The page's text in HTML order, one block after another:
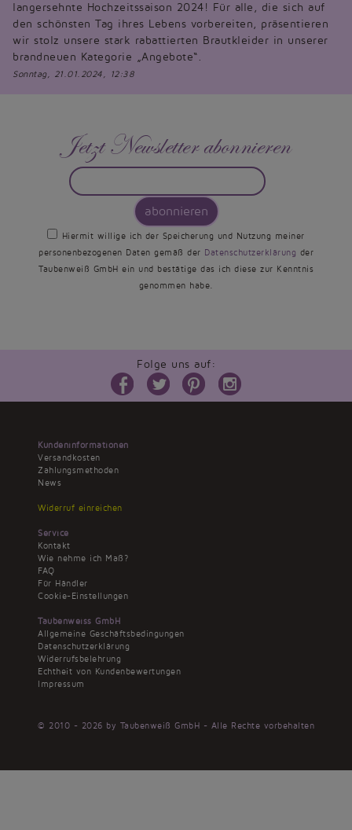
langersehnte Hochzeitssaison 2024! Für alle, die sich auf
den schönsten Tag ihres Lebens vorbereiten, präsentieren
wir stolz unsere stark rabattierten Brautkleider in unserer
brandneuen Kategorie „Angebote“.
Sonntag, 21.01.2024, 12:38
Jetzt Newsletter abonnieren
abonnieren
Hiermit willige ich der Speicherung und Nutzung meiner
personenbezogenen Daten gemäß der Datenschutzerklärung der
Taubenweiß GmbH ein und bestätige das ich diese zur Kenntnis
genommen habe.
Folge uns auf:
Kundeninformationen
Versandkosten
Zahlungsmethoden
News
Widerruf einreichen
Service
Kontakt
Wie nehme ich Maß?
FAQ
Für Händler
Cookie-Einstellungen
Taubenweiss GmbH
Allgemeine Geschäftsbedingungen
Datenschutzerklärung
Widerrufsbelehrung
Echtheit von Kundenbewertungen
Impressum
© 2010 - 2026 by Taubenweiß GmbH - Alle Rechte vorbehalten